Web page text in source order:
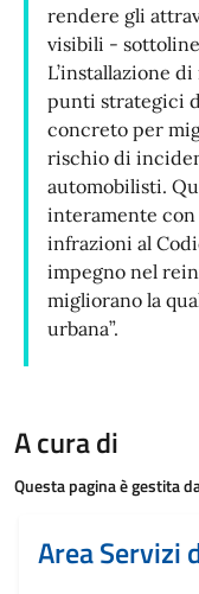
rendere gli
visibili -
L’installazione
punti strategici
concreto per
rischio di
automobilisti.
interamente
infrazioni al
impegno nel
migliorano la
urbana”.
A cura di
Questa pagina è gestita
Area Servizi